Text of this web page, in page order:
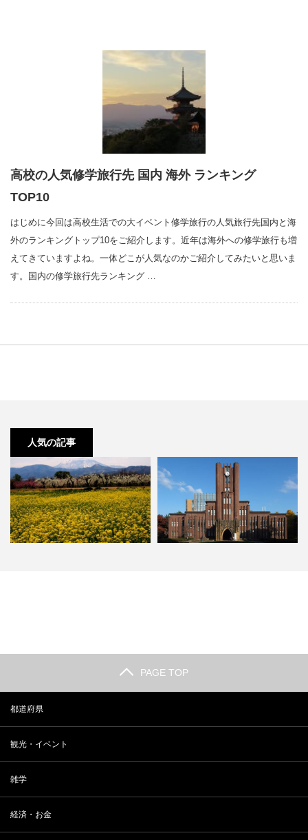
高校の人気修学旅行先 国内 海外 ランキング
TOP10
はじめに今回は高校生活での大イベント修学旅行の人気旅行先国内と海
外のランキングトップ10をご紹介します。近年は海外への修学旅行も増
えてきていますよね。一体どこが人気なのかご紹介してみたいと思いま
す。国内の修学旅行先ランキング …
人気の記事
PAGE TOP
都道府県
観光・イベント
雑学
経済・お金